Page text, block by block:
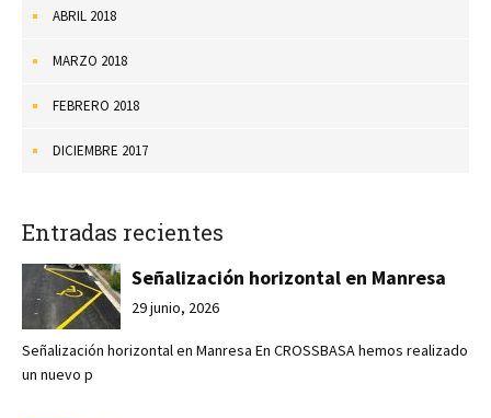
ABRIL 2018
MARZO 2018
FEBRERO 2018
DICIEMBRE 2017
Entradas recientes
Señalización horizontal en Manresa
29 junio, 2026
Señalización horizontal en Manresa En CROSSBASA hemos realizado
un nuevo p